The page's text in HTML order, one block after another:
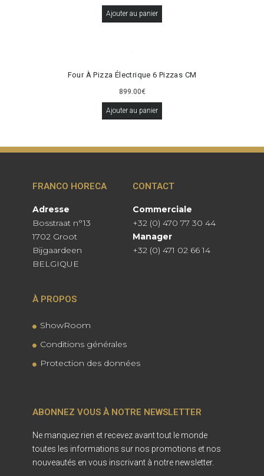
Ajouter au panier
Four À Pizza Électrique 6 Pizzas CM
899.00€
Ajouter au panier
FRANCO HORECA
Adresse
Bosstraat n°13
1702 Groot
Bijgaardeen
BELGIQUE
CONTACT
Commerciale
+32 (0) 470 77 30 44
Manager
+32 (0) 471 02 66 14
À PROPOS
ShowRoom
Conditions générales
Protection des données
ABONNEZ VOUS À NOTRE NEWSLETTER
Ne manquez rien et recevez avant tout le monde
toutes les informations sur nos promotions et nos
nouveautés en vous inscrivant à notre newsletter.